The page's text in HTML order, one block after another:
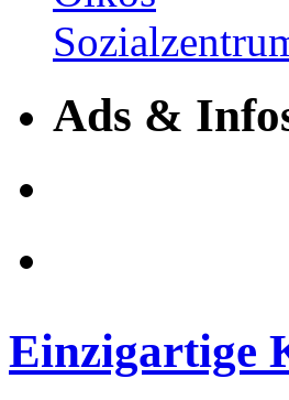
Ads &
Einzigartige